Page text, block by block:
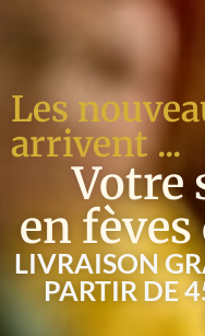
Les
arrivent ...
Votre
en
LIVRAISON
PARTIR DE